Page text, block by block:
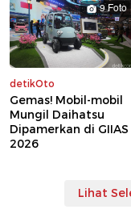
9 Foto
detikOto
Gemas! Mobil-mobil
Mungil Daihatsu
Dipamerkan di GIIAS
2026
Lihat